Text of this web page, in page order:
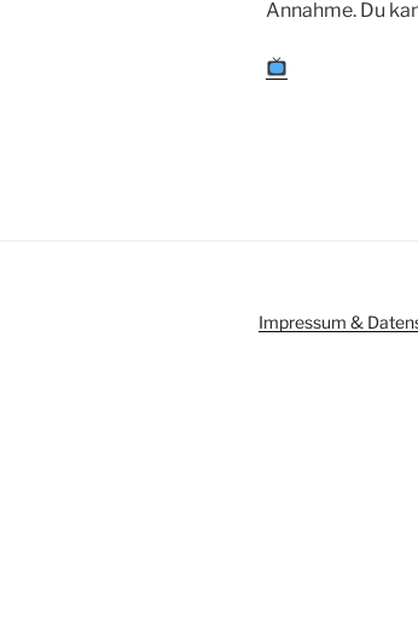
Annahme. Du
Impressum &